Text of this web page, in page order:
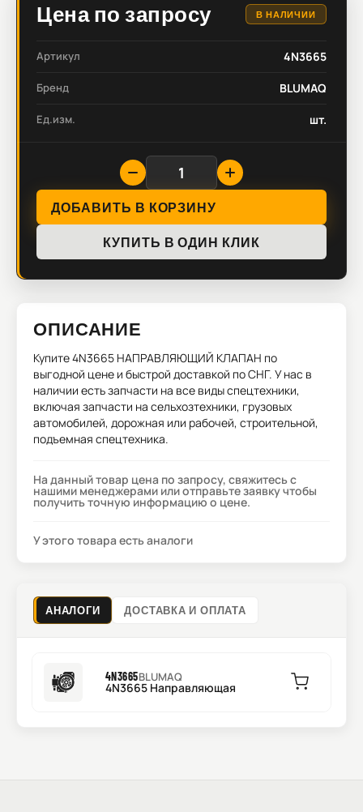
Цена по запросу В НАЛИЧИИ
Артикул 4N3665
Бренд BLUMAQ
Ед.изм. шт.
ДОБАВИТЬ В КОРЗИНУ
КУПИТЬ В ОДИН КЛИК
ОПИСАНИЕ
Купите4N3665 НАПРАВЛЯЮЩИЙ КЛАПАН по
выгодной цене и быстрой доставкой по СНГ. У нас в
наличии есть запчасти на все виды спецтехники,
включая запчасти на сельхозтехники, грузовых
автомобилей, дорожная или рабочей, строительной,
подъемная спецтехника.
На данный товар цена по запросу, свяжитесь с
нашими менеджерами или отправьте заявку чтобы
получить точную информацию о цене.
У этого товара есть аналоги
АНАЛОГИ ДОСТАВКА И ОПЛАТА
4N3665BLUMAQ
4N3665 Направляющая